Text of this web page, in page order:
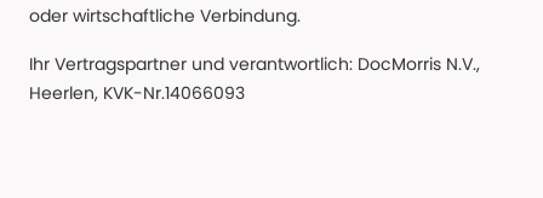
oder wirtschaftliche Verbindung.
Ihr Vertragspartner und verantwortlich: DocMorris N.V.,
Heerlen, KVK-Nr.14066093